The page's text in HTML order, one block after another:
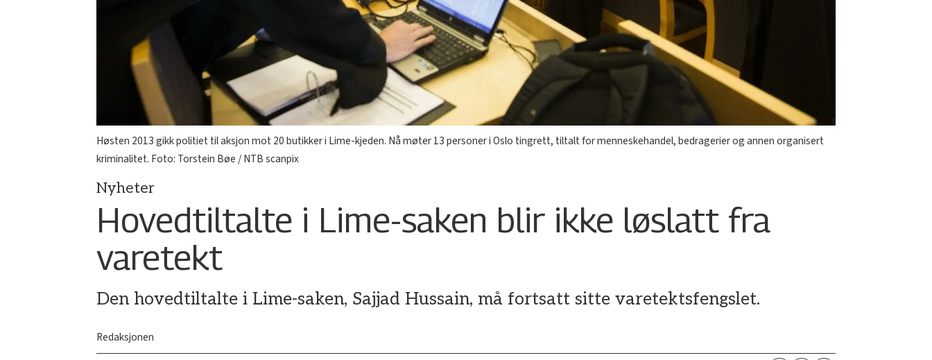
Høsten 2013 gikk politiet til aksjon mot 20 butikker i Lime-kjeden. Nå møter 13 personer i Oslo tingrett, tiltalt for menneskehandel, bedragerier og annen organisert
kriminalitet. Foto: Torstein Bøe / NTB scanpix
Nyheter
Hovedtiltalte i Lime-saken blir ikke løslatt fra
varetekt
Den hovedtiltalte i Lime-saken, Sajjad Hussain, må fortsatt sitte varetektsfengslet.
Redaksjonen